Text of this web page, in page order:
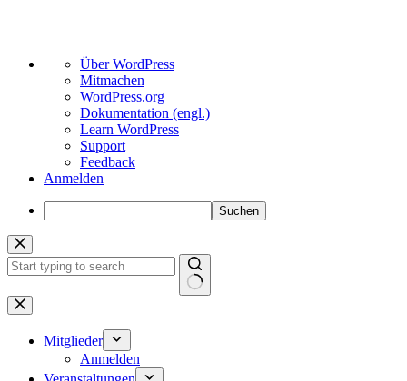
Über
WordPress
Über WordPress
Mitmachen
WordPress.org
Dokumentation (engl.)
Learn WordPress
Support
Feedback
Anmelden
Suchen
Zum
Inhalt
springen
Keine
Ergebnisse
Mitglieder
Anmelden